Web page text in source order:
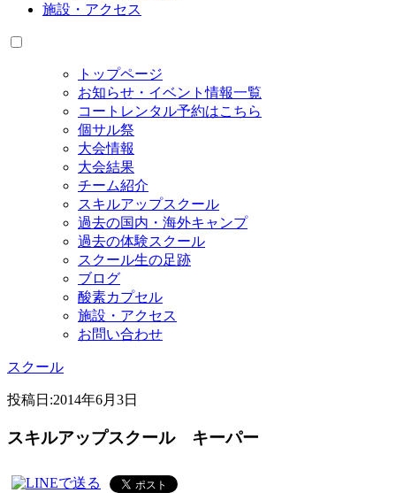
施設・アクセス
トップページ
お知らせ・イベント情報一覧
コートレンタル予約はこちら
個サル祭
大会情報
大会結果
チーム紹介
スキルアップスクール
過去の国内・海外キャンプ
過去の体験スクール
スクール生の足跡
ブログ
酸素カプセル
施設・アクセス
お問い合わせ
スクール
投稿日:2014年6月3日
スキルアップスクール キーパー